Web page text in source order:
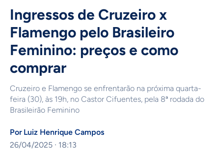
Ingressos de Cruzeiro x
Flamengo pelo Brasileiro
Feminino: preços e como
comprar
Cruzeiro e Flamengo se enfrentarão na próxima quarta-
feira (30), às 19h, no Castor Cifuentes, pela 8ª rodada do
Brasileirão Feminino
Por Luiz Henrique Campos
26/04/2025 · 18:13